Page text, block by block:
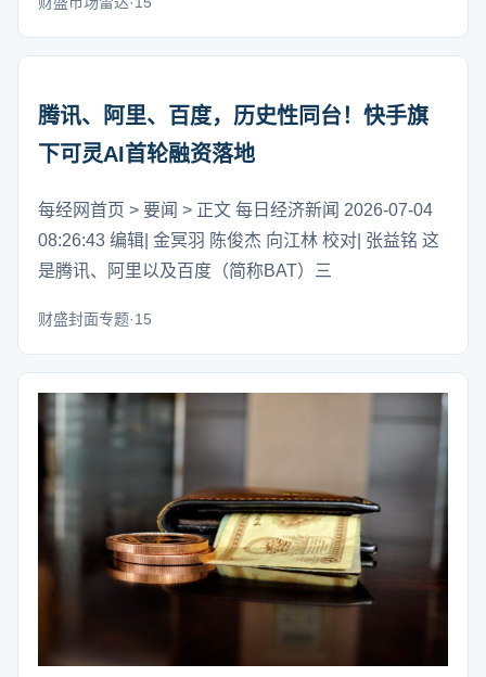
腾讯、阿里、百度，历史性同台！快手旗
下可灵AI首轮融资落地
每经网首页 > 要闻 > 正文 每日经济新闻 2026-07-04
08:26:43 编辑| 金冥羽 陈俊杰 向江林 校对| 张益铭 这
是腾讯、阿里以及百度（简称BAT）三
财盛封面专题·15